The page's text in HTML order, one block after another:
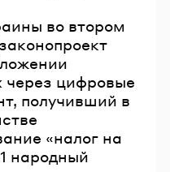
во втором
через цифровые
получивший в
«налог на
народный